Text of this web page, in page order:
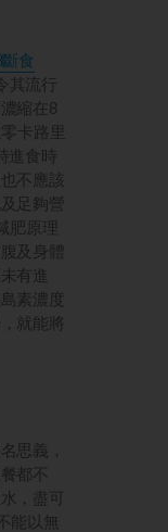
斷食
其流行
縮在8
卡路里
進食時
不應該
足夠營
肥原理
及身體
有進
素濃度
就能將
思義，
都不
，盡可
能以無